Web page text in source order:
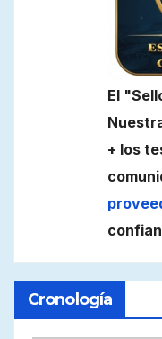
El
+ los
Cronología